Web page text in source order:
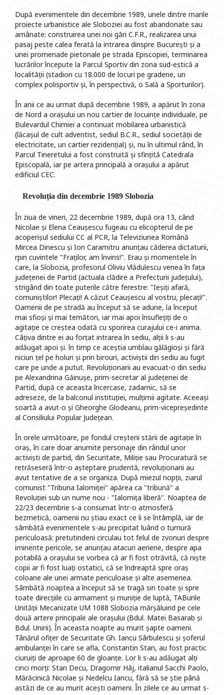
După evenimentele din decembrie 1989, unele dintre marile
proiecte urbanistice ale Sloboziei au fost abandonate sau
amânate: construirea unei noi gări C.F.R., realizarea unui
pasaj peste calea ferată la intrarea dinspre București și a
unei promenade pietonale pe strada Episcopiei, terminarea
lucrărilor începute la Parcul Sportiv din zona sud-estică a
localității (stadion cu 18.000 de locuri pe gradene, un
complex polisportiv și, în perspectivă, o Sală a Sporturilor).
În anii ce au urmat după decembrie 1989, a apărut în zona
de Nord a orașului un nou cartier de locuințe individuale, pe
Bulevardul Chimiei a continuat mobilarea urbanistică
(lăcașul de cult adventist, sediul B.C.R., sediul societății de
electricitate, un cartier rezidențial) și, nu în ultimul rând, în
Parcul Tineretului a fost construită și sfințită Catedrala
Episcopală, iar pe artera principală a orașului a apărut
edificiul CEC.
Revoluția din decembrie 1989 Slobozia
În ziua de vineri, 22 decembrie 1989, după ora 13, când
Nicolae și Elena Ceaușescu fugeau cu elicopterul de pe
acoperișul sediului CC al PCR, la Televiziunea Română
Mircea Dinescu și Ion Caramitru anunțau căderea dictaturii,
rpin cuvintele "Fraților, am învins!". Erau și momentele în
care, la Slobozia, profesorul Oliviu Vlădulescu venea în fața
județenei de Partid (actuala clădire a Prefecturii județului),
strigând din toate puterile către ferestre: "Ieșiți afară,
comuniștilor! Plecați! A căzut Ceaușescu al vostru, plecați!".
Oamenii de pe stradă au început să se adune, la început
mai sfioși și mai temători, iar mai apoi însuflețiți de o
agitație ce creștea odată cu sporirea curajului ce-i anima.
Câțiva dintre ei au forțat intrarea în sediu, alții li s-au
adăugat apoi și. în timp ce aceștia umblau gălăgioși și fără
niciun țel pe holuri și prin birouri, activiștii din sediu au fugit
care pe unde a putut. Revoluționarii au evacuat-o din sediu
pe Alexandrina Găinușe, prim-secretar al județenei de
Partid, după ce aceasta încercase, zadarnic, să se
adreseze, de la balconul instituției, mulțimii agitate. Aceeași
soartă a avut-o și Gheorghe Glodeanu, prim-vicepreședinte
al Consiliului Popular Județean.
În orele următoare, pe fondul creșterii stării de agitație în
oraș, în care doar anumite personaje din rândul unor
activiști de partid, din Securitate, Miliție sau Procuratură se
retrăseseră într-o așteptare prudentă, revoluționarii au
avut tentative de a se organiza. După miezul nopții, ziarul
comunist "Tribuna Ialomiței" apărea ca "tribună" a
Revoluției sub un nume nou - "Ialomița liberă". Noaptea de
22/23 decembrie s-a consumat într-o atmosferă
bezmetică, oamenii nu știau exact ce li se întâmplă, iar de
sâmbătă evenimentele s-au precipitat luând o turnură
periculoasă: pretutindeni circulau tot felul de zvonuri despre
iminente pericole, se anunțau atacuri aeriene, despre apa
potabilă a orașului se vorbea că ar fi fost otrăvită, că niște
copii ar fi fost luați ostatici, că se îndreaptă spre oraș
coloane ale unei armate periculoase și alte asemenea.
Sâmbătă noaptea a început să se tragă sin toate și spre
toate direcțiile cu armament și muniție de luptă, TABurile
Unității Mecanizate UM 1088 Slobozia mărșăluind pe cele
două artere principale ale orașului (Bdul. Matei Basarab și
Bdul. Unirii). În aceasta noapte au murit șapte oameni.
Tânărul ofițer de Securitate Gh. Iancu Sârbulescu și șoferul
ambulanței în care se afla, Constantin Stan, au fost practic
ciuruiți de aproape 60 de gloanțe. Lor li s-au adăugat alți
cinci morți: Stan Decu, Dragomir Hâj, italianul Sacchi Paolo,
Mărăcinică Nicolae și Nedelcu Iancu, fără să se știe până
astăzi de ce au murit acești oameni. În zilele ce au urmat s-